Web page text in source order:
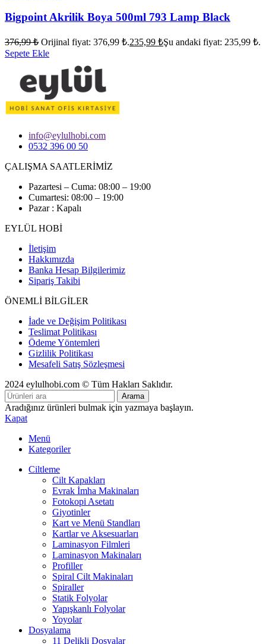
Bigpoint Akrilik Boya 500ml 793 Lamp Black
376,99₺ Orijinal fiyat: 376,99 ₺.235,99 ₺Şu andaki fiyat: 235,99 ₺.
Sepete Ekle
info@eylulhobi.com
0532 396 00 50
ÇALIŞMA SAATLERİMİZ
Pazartesi – Cuma: 08:00 – 19:00
Cumartesi: 08:00 – 19:00
Pazar : Kapalı
EYLÜL HOBİ
İletişim
Hakkımızda
Banka Hesap Bilgilerimiz
Sipariş Takibi
ÖNEMLİ BİLGİLER
İade ve Değişim Politikası
Teslimat Politikası
Ödeme Yöntemleri
Gizlilik Politikası
Mesafeli Satış Sözleşmesi
2024 eylulhobi.com © Tüm Hakları Saklıdır.
Arama
Aradığınız ürünleri bulmak için yazmaya başlayın.
Kapat
Menü
Kategoriler
Ciltleme
Cilt Kapakları
Evrak İmha Makinaları
Fotokopi Asetatı
Giyotinler
Kart ve Menü Standları
Kartlar ve Aksesuarları
Laminasyon Filmleri
Laminasyon Makinaları
Profiller
Spiral Cilt Makinaları
Spiraller
Statik Folyolar
Yapışkanlı Folyolar
Yoyolar
Dosyalama
11 Delikli Dosyalar